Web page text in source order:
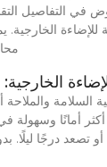
في التفاصيل
للإضاءة
محاور
السلامة
أمانًا وسهولة
تصعد درجًا ليلًا.